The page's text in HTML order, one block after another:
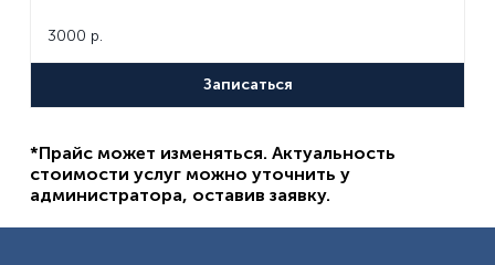
3000 р.
Записаться
*Прайс может изменяться. Актуальность
стоимости услуг можно уточнить у
администратора, оставив заявку.